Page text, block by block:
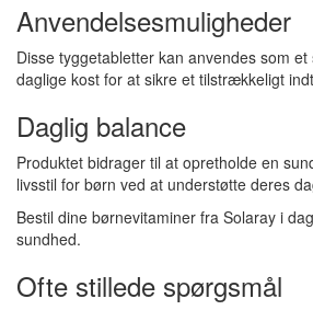
Anvendelsesmuligheder
Disse tyggetabletter kan anvendes som
daglige kost for at sikre et tilstrækkeligt
Daglig balance
Produktet bidrager til at opretholde en
livsstil for børn ved at understøtte deres
Bestil dine børnevitaminer fra Solaray i
sundhed.
Ofte stillede spørgsmål